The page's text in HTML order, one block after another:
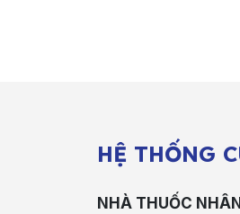
HỆ THỐNG
NHÀ THUỐC